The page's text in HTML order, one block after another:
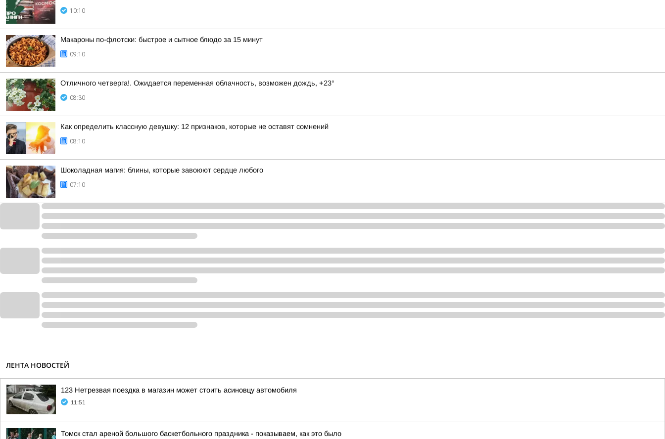
10:10
Макароны по-флотски: быстрое и сытное блюдо за 15 минут
09:10
Отличного четверга!. Ожидается переменная облачность, возможен дождь, +23°
08:30
Как определить классную девушку: 12 признаков, которые не оставят сомнений
08:10
Шоколадная магия: блины, которые завоюют сердце любого
07:10
ЛЕНТА НОВОСТЕЙ
123 Нетрезвая поездка в магазин может стоить асиновцу автомобиля
11:51
Томск стал ареной большого баскетбольного праздника - показываем, как это было